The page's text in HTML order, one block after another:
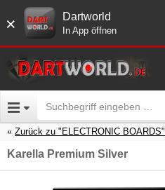
× Dartworld
In App öffnen
Zurück zu "ELECTRONIC BOARDS"
Karella Premium Silver